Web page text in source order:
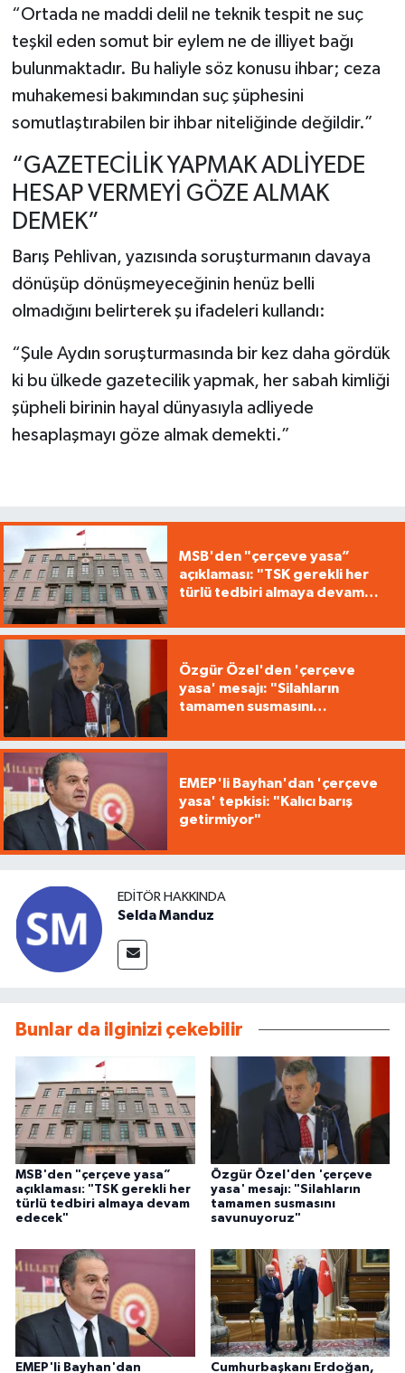
“Ortada ne maddi delil ne teknik tespit ne suç
teşkil eden somut bir eylem ne de illiyet bağı
bulunmaktadır. Bu haliyle söz konusu ihbar; ceza
muhakemesi bakımından suç şüphesini
somutlaştırabilen bir ihbar niteliğinde değildir.”
“GAZETECİLİK YAPMAK ADLİYEDE
HESAP VERMEYİ GÖZE ALMAK
DEMEK”
Barış Pehlivan, yazısında soruşturmanın davaya
dönüşüp dönüşmeyeceğinin henüz belli
olmadığını belirterek şu ifadeleri kullandı:
“Şule Aydın soruşturmasında bir kez daha gördük
ki bu ülkede gazetecilik yapmak, her sabah kimliği
şüpheli birinin hayal dünyasıyla adliyede
hesaplaşmayı göze almak demekti.”
MSB'den "çerçeve yasa”
açıklaması: "TSK gerekli her
türlü tedbiri almaya devam
Özgür Özel'den 'çerçeve
yasa' mesajı: "Silahların
tamamen susmasını
EMEP'li Bayhan'dan 'çerçeve
yasa' tepkisi: "Kalıcı barış
getirmiyor"
EDITÖR HAKKINDA
Selda Manduz
Bunlar da ilginizi çekebilir
MSB'den "çerçeve yasa”
açıklaması: "TSK gerekli her
türlü tedbiri almaya devam
edecek"
Özgür Özel'den 'çerçeve
yasa' mesajı: "Silahların
tamamen susmasını
savunuyoruz"
EMEP'li Bayhan'dan Cumhurbaşkanı Erdoğan,